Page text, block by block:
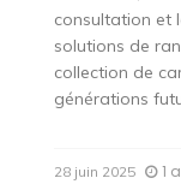
consultation et
solutions de
collection de
générations
28 juin 2025 1